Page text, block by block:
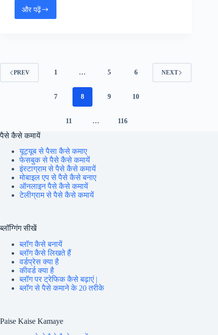
और पढ़ेंRPSC
Online
टीचर
अलर्ट,
PREV 1 … 5 6
7 8 9 10
11 … 116
NEXT
पैसे कैसे कमायें
यूट्यूब से पैसा कैसे कमाए
फेसबुक से पैसे कैसे कमायें
इंस्टाग्राम से पैसे कैसे कमायें
मोबाइल एप से पैसे कैसे बनाए
ऑनलाइन पैसे कैसे कमायें
टेलीग्राम से पैसे कैसे कमायें
ब्लॉग्गिंग सीखें
ब्लॉग कैसे बनायें
ब्लॉग कैसे लिखते हैं
वर्डप्रेस क्या है
कीवर्ड क्या है
ब्लॉग पर ट्रेफिक कैसे बढ़ाएं |
ब्लॉग से पैसे कमाने के 20 तरीके
Paise Kaise Kamaye